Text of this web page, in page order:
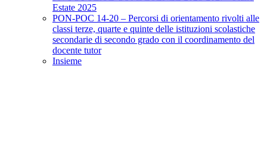
Estate 2025
PON-POC 14-20 – Percorsi di orientamento rivolti alle
classi terze, quarte e quinte delle istituzioni scolastiche
secondarie di secondo grado con il coordinamento del
docente tutor
Insieme